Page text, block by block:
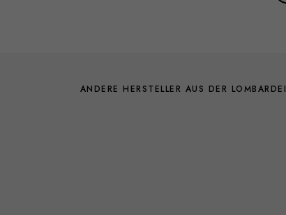
ANDERE HERSTELLER AUS DER LOMBARDEI